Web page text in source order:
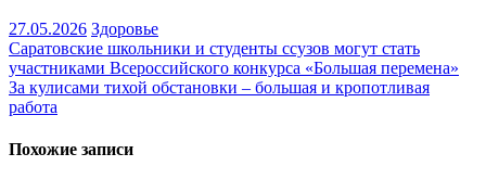
27.05.2026 Здоровье
Навигация
по
записям
Саратовские школьники и студенты ссузов могут стать
участниками Всероссийского конкурса «Большая перемена»
За кулисами тихой обстановки – большая и кропотливая
работа
Похожие записи